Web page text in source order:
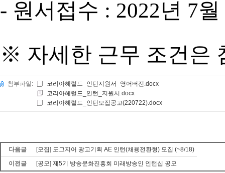
- 원서접수 : 2022년 7
※ 자세한 근무 조건은
첨부파일:
코리아헤럴드_인턴지원서_영어버전.docx
코리아헤럴드_인턴_지원서.docx
코리아헤럴드_인턴모집공고(220722).docx
다음글
[모집] 도그지어 광고기획 AE 인턴(채용전환형) 모집 (~8/18)
이전글
[공모] 제5기 방송문화진흥회 미래방송인 인턴십 공모